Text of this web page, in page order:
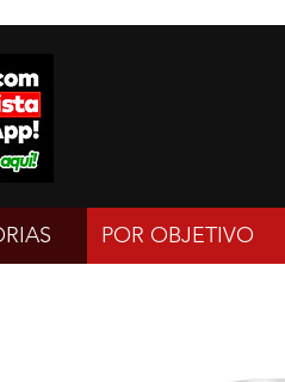
POR OBJETIVO